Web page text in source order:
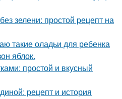
зелени: простой рецепт на
такие оладьи для ребенка
яблок.
простой и вкусный
рецепт и история